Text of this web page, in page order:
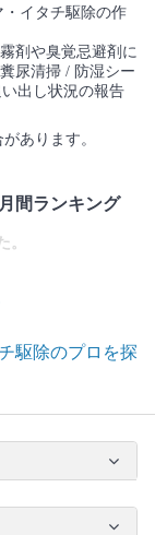
イタチ駆除の作
剤や臭覚忌避剤に
尿清掃 / 防湿シー
出し状況の報告
あります。
間ランキング
。
駆除のプロを探